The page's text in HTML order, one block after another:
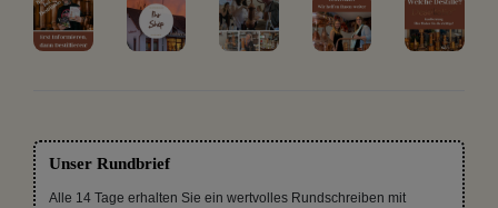
Unser Rundbrief
Alle 14 Tage erhalten Sie ein wertvolles Rundschreiben mit